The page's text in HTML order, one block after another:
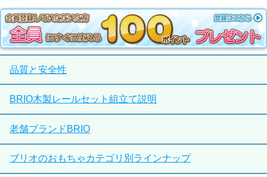
品質と安全性
BRIO木製レールセット組立て説明
老舗ブランドBRIO
ブリオのおもちゃカテゴリ別ラインナップ